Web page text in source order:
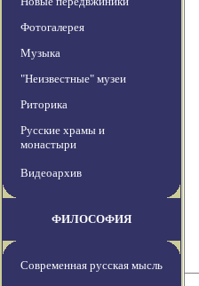
Фотогалерея
Музыка
"Неизвестные" музеи
Риторика
Русские храмы и
монастыри
Видеоархив
ФИЛОСОФИЯ
Современная русская мысль